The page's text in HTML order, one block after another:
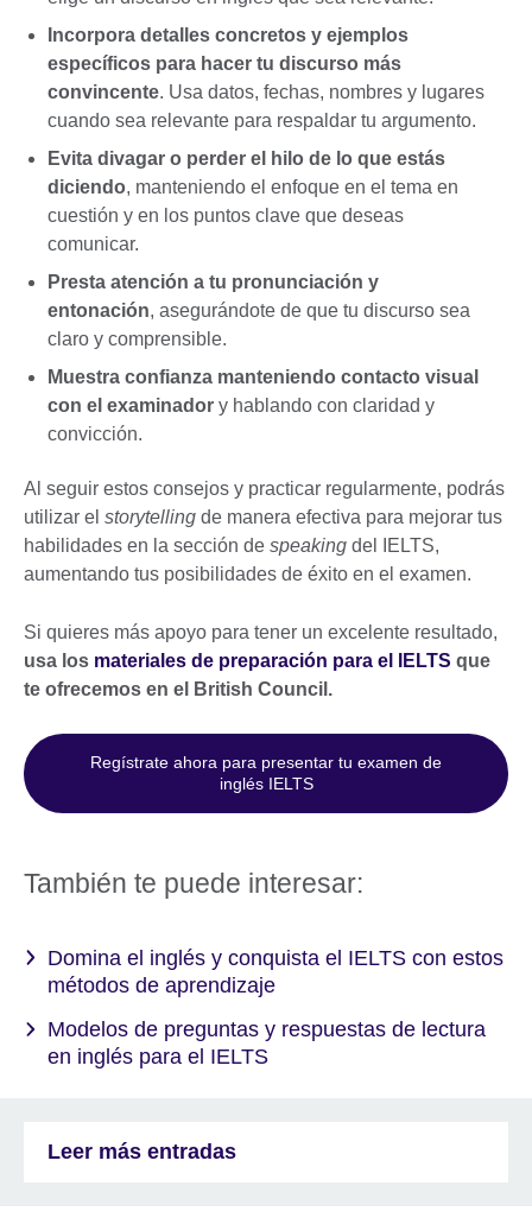
Incorpora detalles concretos y ejemplos
específicos para hacer tu discurso más
convincente. Usa datos, fechas, nombres y lugares
cuando sea relevante para respaldar tu argumento.
Evita divagar o perder el hilo de lo que estás
diciendo, manteniendo el enfoque en el tema en
cuestión y en los puntos clave que deseas
comunicar.
Presta atención a tu pronunciación y
entonación, asegurándote de que tu discurso sea
claro y comprensible.
Muestra confianza manteniendo contacto visual
con el examinador y hablando con claridad y
convicción.
Al seguir estos consejos y practicar regularmente, podrás
utilizar el storytelling de manera efectiva para mejorar tus
habilidades en la sección de speaking del IELTS,
aumentando tus posibilidades de éxito en el examen.
Si quieres más apoyo para tener un excelente resultado,
usa los materiales de preparación para el IELTS que
te ofrecemos en el British Council.
Regístrate ahora para presentar tu examen de
inglés IELTS
También te puede interesar:
Domina el inglés y conquista el IELTS con estos
métodos de aprendizaje
Modelos de preguntas y respuestas de lectura
en inglés para el IELTS
Leer más entradas